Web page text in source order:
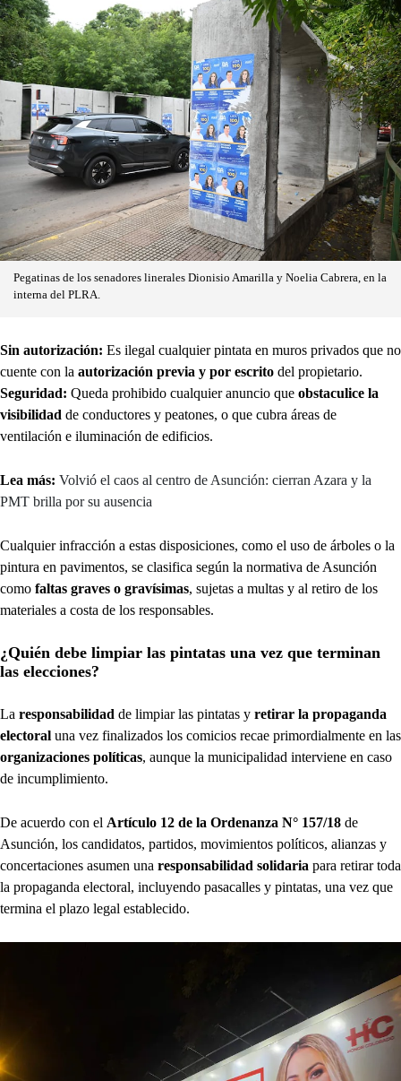
Pegatinas de los senadores linerales Dionisio Amarilla y Noelia Cabrera, en la
interna del PLRA.
Sin autorización: Es ilegal cualquier pintata en muros privados que no
cuente con la autorización previa y por escrito del propietario.
Seguridad: Queda prohibido cualquier anuncio que obstaculice la
visibilidad de conductores y peatones, o que cubra áreas de
ventilación e iluminación de edificios.
Lea más: Volvió el caos al centro de Asunción: cierran Azara y la
PMT brilla por su ausencia
Cualquier infracción a estas disposiciones, como el uso de árboles o la
pintura en pavimentos, se clasifica según la normativa de Asunción
como faltas graves o gravísimas, sujetas a multas y al retiro de los
materiales a costa de los responsables.
¿Quién debe limpiar las pintatas una vez que terminan
las elecciones?
La responsabilidad de limpiar las pintatas y retirar la propaganda
electoral una vez finalizados los comicios recae primordialmente en las
organizaciones políticas, aunque la municipalidad interviene en caso
de incumplimiento.
De acuerdo con el Artículo 12 de la Ordenanza N° 157/18 de
Asunción, los candidatos, partidos, movimientos políticos, alianzas y
concertaciones asumen una responsabilidad solidaria para retirar toda
la propaganda electoral, incluyendo pasacalles y pintatas, una vez que
termina el plazo legal establecido.